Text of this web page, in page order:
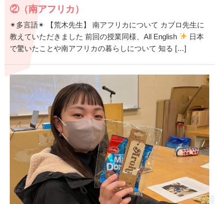
②（南アフリカ）
✴︎多言語✴︎ 【荒木先生】 南アフリカについて カブロ先生に
教えていただきました 前回の授業同様、All English
日本
で驚いたことや南アフリカの暮らしについて 知る […]